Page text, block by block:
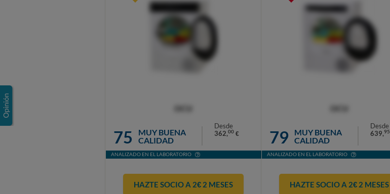
75
MUY BUENA
CALIDAD
Desde
362,00 €
ANALIZADO EN EL LABORATORIO
HAZTE SOCIO A 2€ 2 MESES
79
MUY BUENA
CALIDAD
Desde
639,95
ANALIZADO EN EL LABORATORIO
HAZTE SOCIO A 2€ 2 MESES